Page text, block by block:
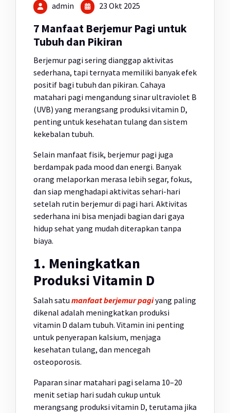
admin 23 Okt 2025
7 Manfaat Berjemur Pagi untuk
Tubuh dan Pikiran
Berjemur pagi sering dianggap aktivitas
sederhana, tapi ternyata memiliki banyak efek
positif bagi tubuh dan pikiran. Cahaya
matahari pagi mengandung sinar ultraviolet B
(UVB) yang merangsang produksi vitamin D,
penting untuk kesehatan tulang dan sistem
kekebalan tubuh.
Selain manfaat fisik, berjemur pagi juga
berdampak pada mood dan energi. Banyak
orang melaporkan merasa lebih segar, fokus,
dan siap menghadapi aktivitas sehari-hari
setelah rutin berjemur di pagi hari. Aktivitas
sederhana ini bisa menjadi bagian dari gaya
hidup sehat yang mudah diterapkan tanpa
biaya.
1. Meningkatkan
Produksi Vitamin D
Salah satu manfaat berjemur pagiyang paling
dikenal adalah meningkatkan produksi
vitamin D dalam tubuh. Vitamin ini penting
untuk penyerapan kalsium, menjaga
kesehatan tulang, dan mencegah
osteoporosis.
Paparan sinar matahari pagi selama 10–20
menit setiap hari sudah cukup untuk
merangsang produksi vitamin D, terutama jika